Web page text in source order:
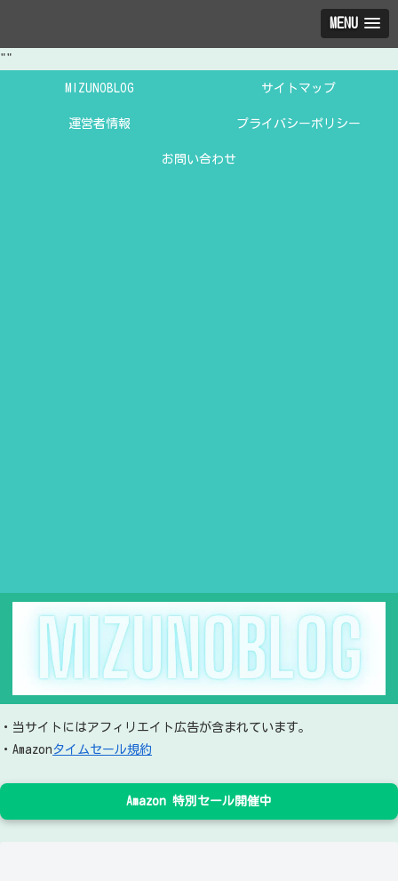
MENU
""
MIZUNOBLOG サイトマップ
運営者情報 プライバシーポリシー
お問い合わせ
・当サイトにはアフィリエイト広告が含まれています。
・Amazonタイムセール規約
Amazon 特別セール開催中